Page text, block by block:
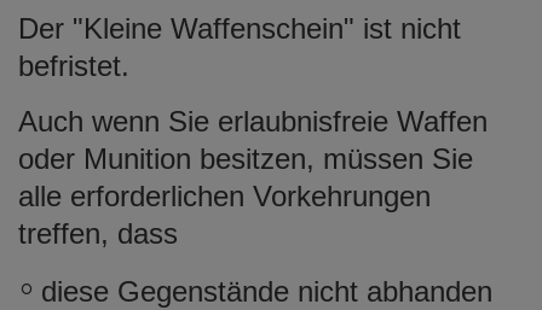
Der "Kleine Waffenschein" ist nicht
befristet.
Auch wenn Sie erlaubnisfreie Waffen
oder Munition besitzen, müssen Sie
alle erforderlichen Vorkehrungen
treffen, dass
diese Gegenstände nicht abhanden